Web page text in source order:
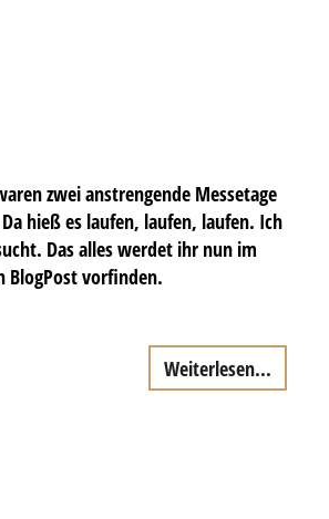
zwei anstrengende Messetage
hieß es laufen, laufen, laufen. Ich
Das alles werdet ihr nun im
BlogPost vorfinden.
Weiterlesen...